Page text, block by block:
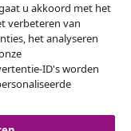
u akkoord met het
verbeteren van
het analyseren
ID's worden